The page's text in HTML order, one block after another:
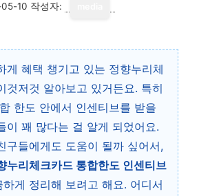
10 작성자:
게 혜택 챙기고 있는 정향누리체
것저것 알아보고 있거든요. 특히
한도 안에서 인센티브를 받을
이 꽤 많다는 걸 알게 되었어요.
구들에게도 도움이 될까 싶어서,
누리체크카드 통합한도 인센티브
하게 정리해 보려고 해요. 어디서